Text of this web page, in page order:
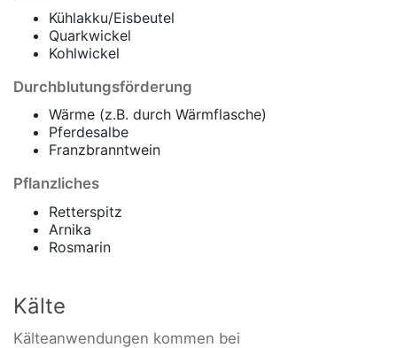
Kühlakku/Eisbeutel
Quarkwickel
Kohlwickel
Durchblutungsförderung
Wärme (z.B. durch Wärmflasche)
Pferdesalbe
Franzbranntwein
Pflanzliches
Retterspitz
Arnika
Rosmarin
Kälte
Kälteanwendungen kommen bei